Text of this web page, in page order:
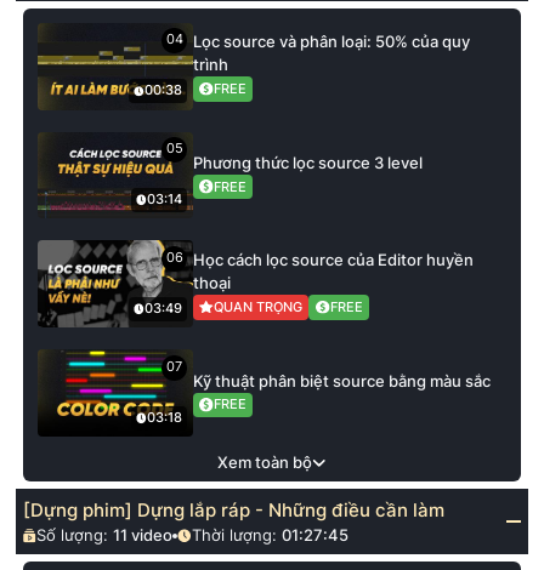
04
00:38
Lọc source và phân loại: 50% của quy
trình
FREE
05
03:14
Phương thức lọc source 3 level
FREE
06
03:49
Học cách lọc source của Editor huyền
thoại
QUAN TRỌNG FREE
07
03:18
Kỹ thuật phân biệt source bằng màu sắc
FREE
Xem toàn bộ
[Dựng phim] Dựng lắp ráp - Những điều cần làm
Số lượng:11 video Thời lượng: 01:27:45